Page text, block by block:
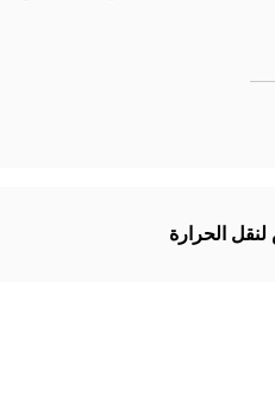
الحرارة